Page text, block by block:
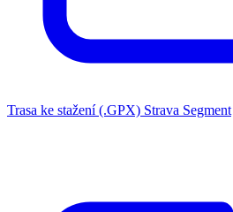
Trasa ke stažení (.GPX) Strava Segment